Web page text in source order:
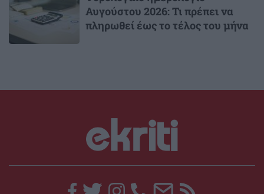
Αυγούστου 2026: Τι πρέπει να
πληρωθεί έως το τέλος του μήνα